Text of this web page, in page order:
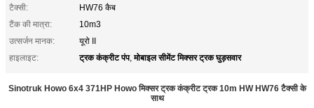
टैक्सी:
HW76 कैब
टैंक की मात्रा:
10m3
उत्सर्जन मानक:
यूरो II
हाइलाइट:
ट्रक कंक्रीट पंप,मोबाइल सीमेंट मिक्सर ट्रक घुड़सवार
Sinotruk Howo 6x4 371HP Howo मिक्सर ट्रक कंक्रीट ट्रक 10m HW HW76 टैक्सी के
साथ